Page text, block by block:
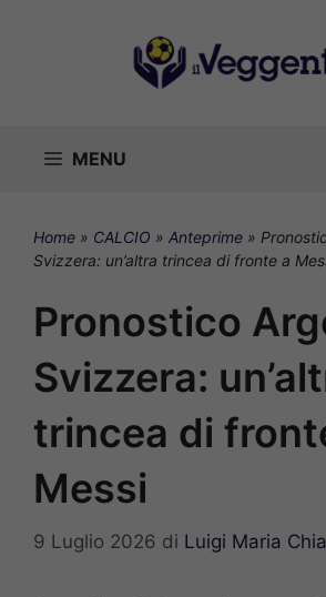
MENU
Home » CALCIO » Anteprime »
Svizzera: un’altra trincea di fronte a
Pronostico
Svizzera:
trincea di
Messi
9 Luglio 2026 di Luigi Maria